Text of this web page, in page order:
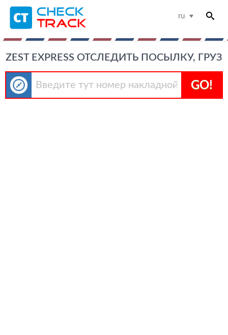
ru
ZEST EXPRESS ОТСЛЕДИТЬ ПОСЫЛКУ, ГРУЗ
GO!